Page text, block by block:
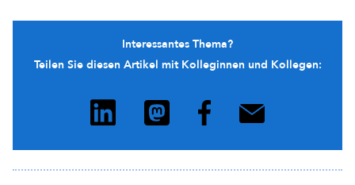
Interessantes Thema?
Teilen Sie diesen Artikel mit Kolleginnen und Kollegen: